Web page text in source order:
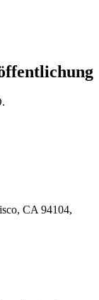
CA 94104,